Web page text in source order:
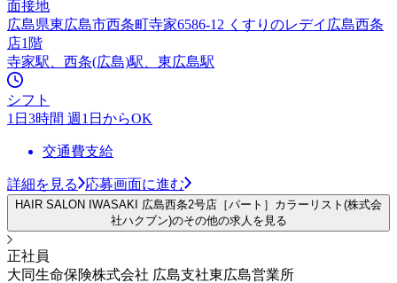
面接地
広島県東広島市西条町寺家6586-12 くすりのレデイ広島西条
店1階
寺家駅、西条(広島)駅、東広島駅
シフト
1日3時間 週1日からOK
交通費支給
詳細を見る 応募画面に進む
HAIR SALON IWASAKI 広島西条2号店［パート］カラーリスト(株式会
社ハクブン)のその他の求人を見る
正社員
大同生命保険株式会社 広島支社東広島営業所